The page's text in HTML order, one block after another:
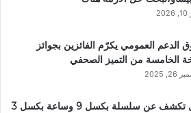
الدعم العمومي يكرّم الفائزين بجوائز
الخامسة من التميز الصحفي
2025
غوغل تكشف عن سلسلة بكسل 9 وساعة بكسل 3